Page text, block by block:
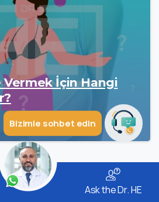
Ask the Dr. HE
Vermek İçin Hangi
Bizimle sohbet edin